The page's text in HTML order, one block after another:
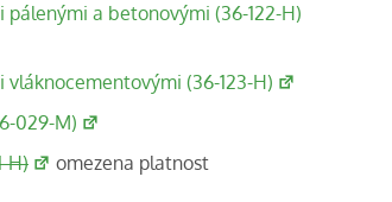
a betonovými (36-122-H)
(36-123-H)
029-M)
H)
omezena platnost